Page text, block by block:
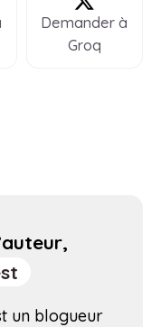
Demander à
Groq
un blogueur